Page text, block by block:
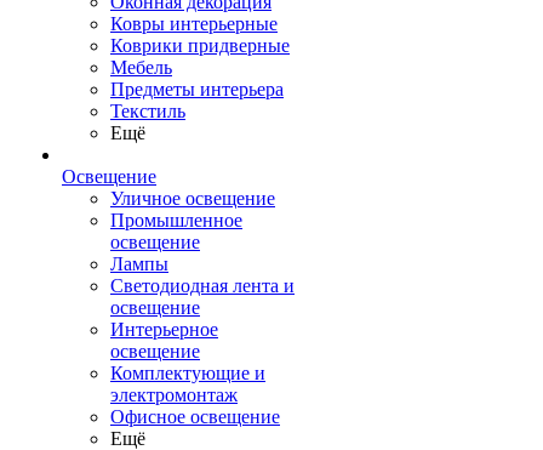
Ковры интерьерные
Коврики придверные
Мебель
Предметы интерьера
Текстиль
Ещё
Освещение
Уличное освещение
Промышленное
освещение
Лампы
Светодиодная лента и
освещение
Интерьерное
освещение
Комплектующие и
электромонтаж
Офисное освещение
Ещё